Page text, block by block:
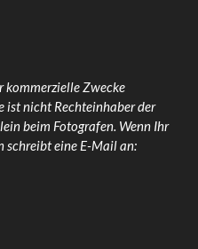
kommerzielle Zwecke
ist nicht Rechteinhaber der
beim Fotografen. Wenn Ihr
schreibt eine E-Mail an: